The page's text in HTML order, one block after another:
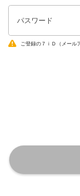
パスワード
ご登録の７ｉＤ（メール